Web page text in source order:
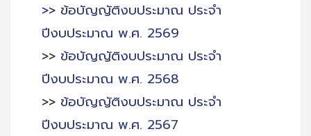
>> ข้อบัญญัติงบประมาณ ประจำ
ปีงบประมาณ พ.ศ. 2569
>> ข้อบัญญัติงบประมาณ ประจำ
ปีงบประมาณ พ.ศ. 2568
>> ข้อบัญญัติงบประมาณ ประจำ
ปีงบประมาณ พ.ศ. 2567